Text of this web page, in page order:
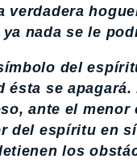
verdadera
nada se le
del
ésta se
ante el
del espíritu en
los